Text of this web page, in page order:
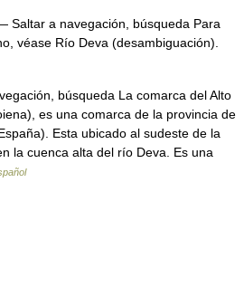
Saltar a navegación, búsqueda Para
véase Río Deva (desambiguación).
búsqueda La comarca del Alto
es una comarca de la provincia de
Esta ubicado al sudeste de la
la cuenca alta del río Deva. Es una